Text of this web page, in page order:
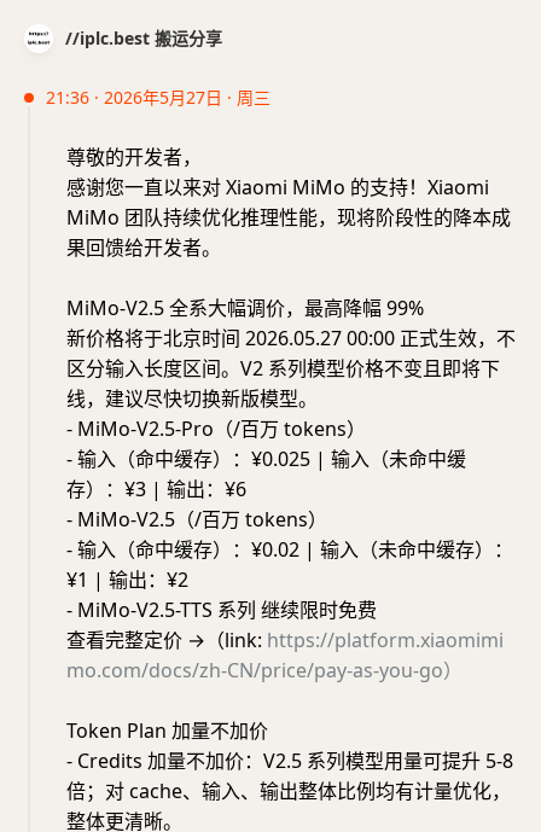
//iplc.best 搬运分享
21:36 · 2026年5月27日 · 周三
尊敬的开发者，
感谢您一直以来对 Xiaomi MiMo 的支持！Xiaomi
MiMo 团队持续优化推理性能，现将阶段性的降本成
果回馈给开发者。
MiMo-V2.5 全系大幅调价，最高降幅 99%
新价格将于北京时间 2026.05.27 00:00 正式生效，不
区分输入长度区间。V2 系列模型价格不变且即将下
线，建议尽快切换新版模型。
- MiMo-V2.5-Pro（/百万 tokens）
- 输入（命中缓存）：¥0.025 | 输入（未命中缓
存）：¥3 | 输出：¥6
- MiMo-V2.5（/百万 tokens）
- 输入（命中缓存）：¥0.02 | 输入（未命中缓存）：
¥1 | 输出：¥2
- MiMo-V2.5-TTS 系列 继续限时免费
查看完整定价 →（link: https://platform.xiaomimi
mo.com/docs/zh-CN/price/pay-as-you-go）
Token Plan 加量不加价
- Credits 加量不加价：V2.5 系列模型用量可提升 5-8
倍；对 cache、输入、输出整体比例均有计量优化，
整体更清晰。